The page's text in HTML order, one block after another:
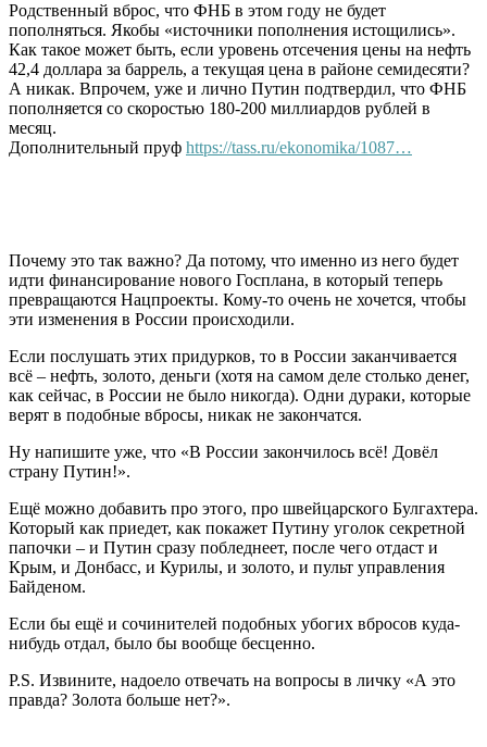
Родственный вброс, что ФНБ в этом году не будет
пополняться. Якобы «источники пополнения истощились».
Как такое может быть, если уровень отсечения цены на нефть
42,4 доллара за баррель, а текущая цена в районе семидесяти?
А никак. Впрочем, уже и лично Путин подтвердил, что ФНБ
пополняется со скоростью 180-200 миллиардов рублей в
месяц.
Дополнительный пруф https://tass.ru/ekonomika/1087…
Почему это так важно? Да потому, что именно из него будет
идти финансирование нового Госплана, в который теперь
превращаются Нацпроекты. Кому-то очень не хочется, чтобы
эти изменения в России происходили.
Если послушать этих придурков, то в России заканчивается
всё – нефть, золото, деньги (хотя на самом деле столько денег,
как сейчас, в России не было никогда). Одни дураки, которые
верят в подобные вбросы, никак не закончатся.
Ну напишите уже, что «В России закончилось всё! Довёл
страну Путин!».
Ещё можно добавить про этого, про швейцарского Булгахтера.
Который как приедет, как покажет Путину уголок секретной
папочки – и Путин сразу побледнеет, после чего отдаст и
Крым, и Донбасс, и Курилы, и золото, и пульт управления
Байденом.
Если бы ещё и сочинителей подобных убогих вбросов куда-
нибудь отдал, было бы вообще бесценно.
P.S. Извините, надоело отвечать на вопросы в личку «А это
правда? Золота больше нет?».